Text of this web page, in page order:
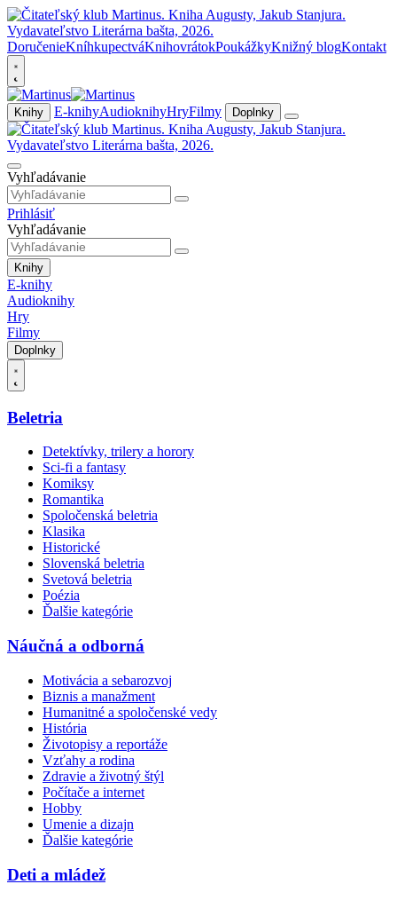
DoručenieKníhkupectváKnihovrátokPoukážkyKnižný blogKontakt
Knihy E-knihyAudioknihyHryFilmy Doplnky
Vyhľadávanie
Prihlásiť
Vyhľadávanie
Knihy
E-knihy
Audioknihy
Hry
Filmy
Doplnky
Beletria
Detektívky, trilery a horory
Sci-fi a fantasy
Komiksy
Romantika
Spoločenská beletria
Klasika
Historické
Slovenská beletria
Svetová beletria
Poézia
Ďalšie kategórie
Náučná a odborná
Motivácia a sebarozvoj
Biznis a manažment
Humanitné a spoločenské vedy
História
Životopisy a reportáže
Vzťahy a rodina
Zdravie a životný štýl
Počítače a internet
Hobby
Umenie a dizajn
Ďalšie kategórie
Deti a mládež